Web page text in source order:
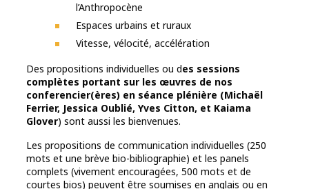
l’Anthropocène
Espaces urbains et ruraux
Vitesse, vélocité, accélération
Des propositions individuelles ou des sessions
complètes portant sur les œuvres de nos
conferencier(ères) en séance plénière (Michaël
Ferrier, Jessica Oublié, Yves Citton, et Kaiama
Glover) sont aussi les bienvenues.
Les propositions de communication individuelles (250
mots et une brève bio-bibliographie) et les panels
complets (vivement encouragées, 500 mots et de
courtes bios) peuvent être soumises en anglais ou en